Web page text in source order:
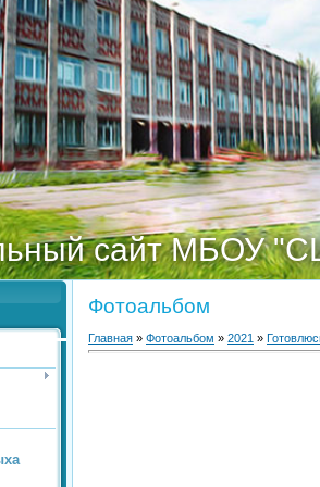
сайт МБОУ
Фотоальбом
Главная » Фотоальбом » 2021 »